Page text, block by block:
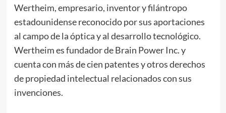
Wertheim, empresario, inventor y filántropo
estadounidense reconocido por sus aportaciones
al campo de la óptica y al desarrollo tecnológico.
Wertheim es fundador de Brain Power Inc. y
cuenta con más de cien patentes y otros derechos
de propiedad intelectual relacionados con sus
invenciones.